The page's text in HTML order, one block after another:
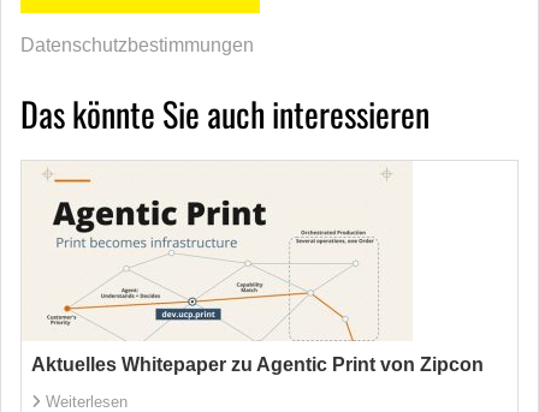
Datenschutzbestimmungen
Das könnte Sie auch interessieren
Aktuelles Whitepaper zu Agentic Print von Zipcon
Weiterlesen